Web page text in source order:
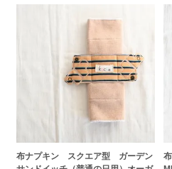
布ナプキン スクエア型 ガーデン